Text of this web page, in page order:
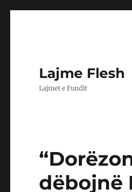
Lajme Flesh
Lajmet e Fundit
dëbojnë